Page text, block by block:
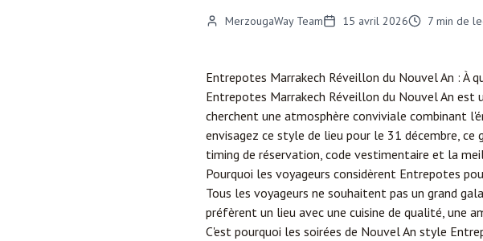
MerzougaWay Team 15 avril 2026 7 min de
Entrepotes Marrakech Réveillon du Nouvel An : À
Entrepotes Marrakech Réveillon du Nouvel An est
cherchent une atmosphère conviviale combinant
envisagez ce style de lieu pour le 31 décembre,
timing de réservation, code vestimentaire et la
Pourquoi les voyageurs considèrent Entrepotes
Tous les voyageurs ne souhaitent pas un grand
préfèrent un lieu avec une cuisine de qualité, une
C'est pourquoi les soirées de Nouvel An style